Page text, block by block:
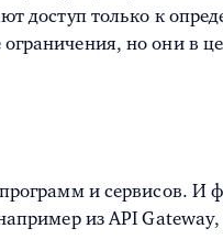
доступ только к
но они в
и сервисов. И
из API